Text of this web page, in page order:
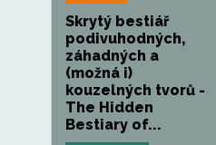
Skrytý bestiář
podivuhodných,
záhadných a
(možná i)
kouzelných tvorů -
The Hidden
Bestiary of...